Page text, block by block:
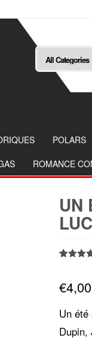
POLARS
ROMANCE
UN
basé
notation
€4,00
Un été
Dupin,